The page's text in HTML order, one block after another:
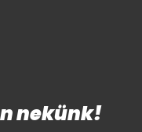
nekünk!